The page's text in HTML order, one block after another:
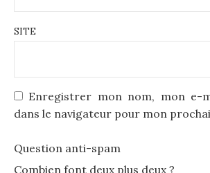
SITE
Enregistrer mon nom, mon e-
dans le navigateur pour mon
Question anti-spam
Combien font deux plus deux ?